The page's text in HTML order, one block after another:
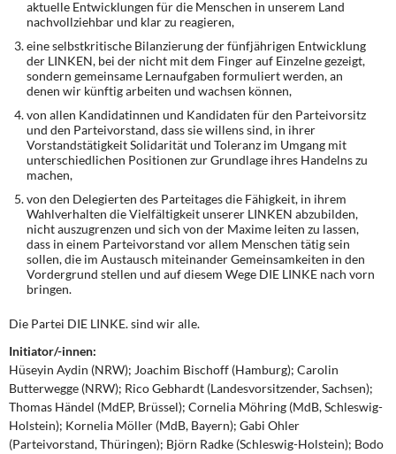
aktuelle Entwicklungen für die Menschen in unserem Land
nachvollziehbar und klar zu reagieren,
eine selbstkritische Bilanzierung der fünfjährigen Entwicklung
der LINKEN, bei der nicht mit dem Finger auf Einzelne gezeigt,
sondern gemeinsame Lernaufgaben formuliert werden, an
denen wir künftig arbeiten und wachsen können,
von allen Kandidatinnen und Kandidaten für den Parteivorsitz
und den Parteivorstand, dass sie willens sind, in ihrer
Vorstandstätigkeit Solidarität und Toleranz im Umgang mit
unterschiedlichen Positionen zur Grundlage ihres Handelns zu
machen,
von den Delegierten des Parteitages die Fähigkeit, in ihrem
Wahlverhalten die Vielfältigkeit unserer LINKEN abzubilden,
nicht auszugrenzen und sich von der Maxime leiten zu lassen,
dass in einem Parteivorstand vor allem Menschen tätig sein
sollen, die im Austausch miteinander Gemeinsamkeiten in den
Vordergrund stellen und auf diesem Wege DIE LINKE nach vorn
bringen.
Die Partei DIE LINKE. sind wir alle.
Initiator/-innen:
Hüseyin Aydin (NRW); Joachim Bischoff (Hamburg); Carolin
Butterwegge (NRW); Rico Gebhardt (Landesvorsitzender, Sachsen);
Thomas Händel (MdEP, Brüssel); Cornelia Möhring (MdB, Schleswig-
Holstein); Kornelia Möller (MdB, Bayern); Gabi Ohler
(Parteivorstand, Thüringen); Björn Radke (Schleswig-Holstein); Bodo